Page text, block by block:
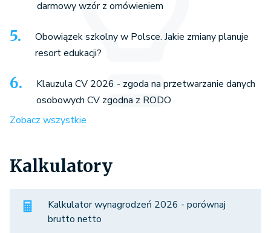
darmowy wzór z omówieniem
Obowiązek szkolny w Polsce. Jakie zmiany planuje
resort edukacji?
Klauzula CV 2026 - zgoda na przetwarzanie danych
osobowych CV zgodna z RODO
Zobacz wszystkie
Kalkulatory
Kalkulator wynagrodzeń 2026 - porównaj
brutto netto